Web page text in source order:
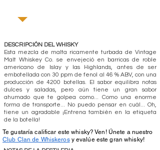
DESCRIPCIÓN DEL WHISKY
Esta mezcla de malta ricamente turbada de Vintage
Malt Whiskey Co. se envejeció en barricas de roble
americano de Islay y las Highlands, antes de ser
embotellada con 30 ppm de fenol al 46 % ABV, con una
producción de 4200 botellas. El sabor equilibra notas
dulces y saladas, pero aún tiene un gran sabor
ahumado que te golpea como... Como una enorme
forma de transporte... No puedo pensar en cuál... Oh,
tiene un agradable ¡Entrena también en la etiqueta
de la botella!
Te gustaría calificar este whisky? Ven! Únete a nuestro
Club Clan de Whiskerosy evalúe este gran whisky!